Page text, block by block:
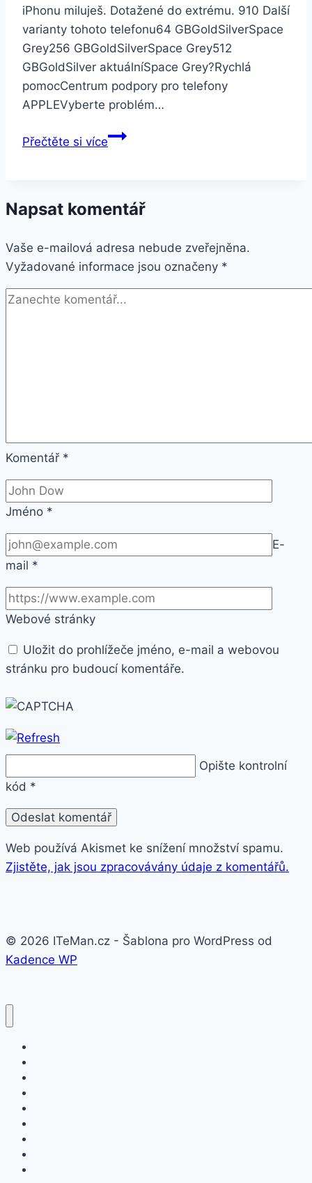
iPhonu miluješ. Dotažené do extrému. 910 Další
varianty tohoto telefonu64 GBGoldSilverSpace
Grey256 GBGoldSilverSpace Grey512
GBGoldSilver aktuálníSpace Grey?Rychlá
pomocCentrum podpory pro telefony
APPLEVyberte problém…
Přečtěte si víceApple
512GB
Napsat komentář
Vaše e-mailová adresa nebude zveřejněna.
Vyžadované informace jsou označeny *
Komentář *
Jméno *
E-
mail *
Webové stránky
Uložit do prohlížeče jméno, e-mail a webovou
stránku pro budoucí komentáře.
Opište kontrolní
kód *
Web používá Akismet ke snížení množství spamu.
Zjistěte, jak jsou zpracovávány údaje z komentářů.
© 2026 ITeMan.cz - Šablona pro WordPress od
Kadence WP